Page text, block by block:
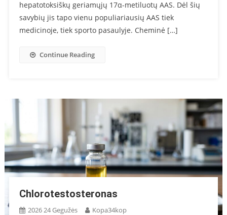
hepatotoksiškų geriamųjų 17α-metiluotų AAS. Dėl šių
savybių jis tapo vienu populiariausių AAS tiek
medicinoje, tiek sporto pasaulyje. Cheminė […]
Continue Reading
Chlorotestosteronas
2026 24 Gegužės Kopa34kop